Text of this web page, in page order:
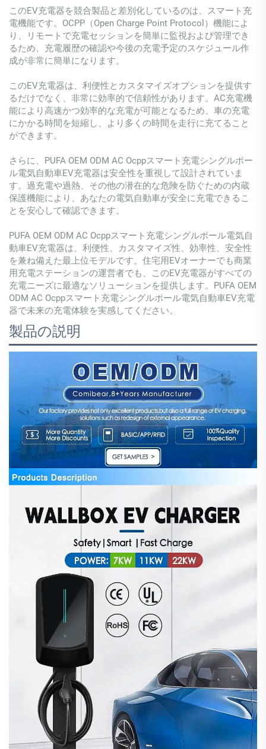
このEV充電器を競合製品と差別化しているのは、スマート充
電機能です。OCPP（Open Charge Point Protocol）機能によ
り、リモートで充電セッションを簡単に監視および管理でき
るため、充電履歴の確認や今後の充電予定のスケジュール作
成が非常に簡単になります。
このEV充電器は、利便性とカスタマイズオプションを提供す
るだけでなく、非常に効率的で信頼性があります。AC充電機
能により高速かつ効率的な充電が可能となるため、車の充電
にかかる時間を短縮し、より多くの時間を走行に充てること
ができます。
さらに、PUFA OEM ODM AC Ocppスマート充電シングルポー
ル電気自動車EV充電器は安全性を重視して設計されていま
す。過充電や過熱、その他の潜在的な危険を防ぐための内蔵
保護機能により、あなたの電気自動車が安全に充電できるこ
とを安心して確認できます。
PUFA OEM ODM AC Ocppスマート充電シングルポール電気自
動車EV充電器は、利便性、カスタマイズ性、効率性、安全性
を兼ね備えた最上位モデルです。住宅用EVオーナーでも商業
用充電ステーションの運営者でも、このEV充電器がすべての
充電ニーズに最適なソリューションを提供します。PUFA OEM
ODM AC Ocppスマート充電シングルポール電気自動車EV充電
器で未来の充電体験を実感してください。
製品の説明